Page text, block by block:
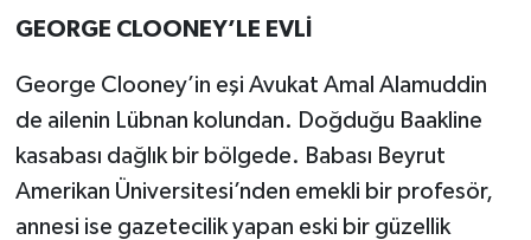
GEORGE CLOONEY’LE EVLİ
George Clooney’in eşi Avukat Amal Alamuddin
de ailenin Lübnan kolundan. Doğduğu Baakline
kasabası dağlık bir bölgede. Babası Beyrut
Amerikan Üniversitesi’nden emekli bir profesör,
annesi ise gazetecilik yapan eski bir güzellik